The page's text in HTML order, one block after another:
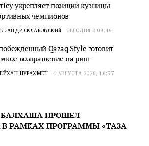
укрепляет позиции кузницы
чемпионов
СКЛАБОВСКИЙ СЕГОДНЯ В 09:46
Qazaq Style готовит
возвращение на ринг
НУРАХМЕТ 4 АВГУСТА 2026, 16:57
БАЛХАША ПРОШЕЛ
В РАМКАХ ПРОГРАММЫ «ТАЗА